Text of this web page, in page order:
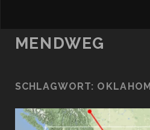
MENDWEG
SCHLAGWORT: